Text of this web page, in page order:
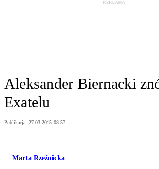
Aleksander Biernacki
Exatelu
Publikacja: 27.03.2015 08:57
Marta Rzeźnicka